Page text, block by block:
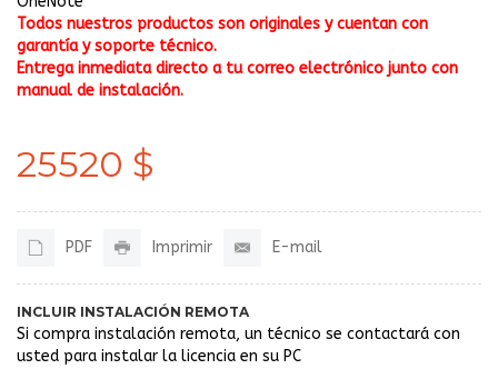
Todos nuestros productos son originales y cuentan con
garantía y soporte técnico.
Entrega inmediata directo a tu correo electrónico junto con
manual de instalación.
25520 $
PDF Imprimir E-mail
INCLUIR INSTALACIÓN REMOTA
Si compra instalación remota, un técnico se contactará con
usted para instalar la licencia en su PC